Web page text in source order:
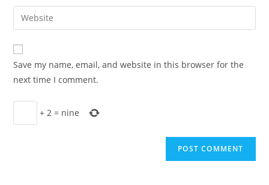
comment
email
address
comment
Enter
your
website
URL
(optional)
Save my name, email, and website in this browser for the
next time I comment.
+ 2 = nine